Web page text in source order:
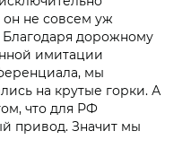
не совсем уж
дорожному
имитации
мы
на крутые горки. А
что для РФ
привод. Значит мы